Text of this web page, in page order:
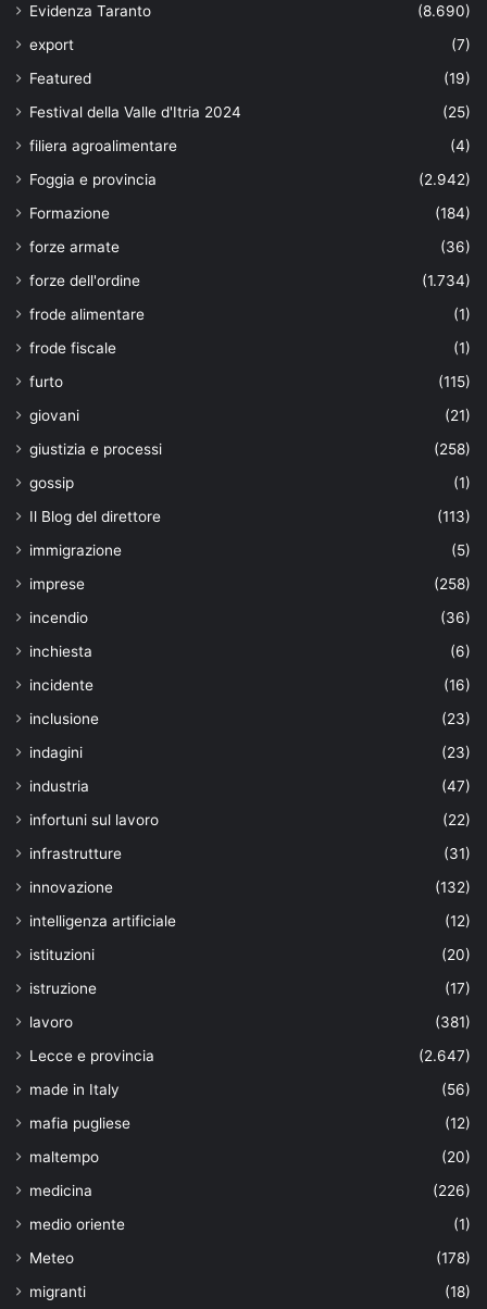
Evidenza Taranto
(8.690)
export
(7)
Featured
(19)
Festival della Valle d'Itria 2024
(25)
filiera agroalimentare
(4)
Foggia e provincia
(2.942)
Formazione
(184)
forze armate
(36)
forze dell'ordine
(1.734)
frode alimentare
(1)
frode fiscale
(1)
furto
(115)
giovani
(21)
giustizia e processi
(258)
gossip
(1)
Il Blog del direttore
(113)
immigrazione
(5)
imprese
(258)
incendio
(36)
inchiesta
(6)
incidente
(16)
inclusione
(23)
indagini
(23)
industria
(47)
infortuni sul lavoro
(22)
infrastrutture
(31)
innovazione
(132)
intelligenza artificiale
(12)
istituzioni
(20)
istruzione
(17)
lavoro
(381)
Lecce e provincia
(2.647)
made in Italy
(56)
mafia pugliese
(12)
maltempo
(20)
medicina
(226)
medio oriente
(1)
Meteo
(178)
migranti
(18)